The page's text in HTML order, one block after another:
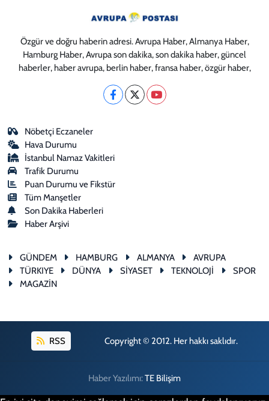
Özgür ve doğru haberin adresi. Avrupa Haber, Almanya Haber,
Hamburg Haber, Avrupa son dakika, son dakika haber, güncel
haberler, haber avrupa, berlin haber, fransa haber, özgür haber,
Nöbetçi Eczaneler
Hava Durumu
İstanbul Namaz Vakitleri
Trafik Durumu
Puan Durumu ve Fikstür
Tüm Manşetler
Son Dakika Haberleri
Haber Arşivi
GÜNDEM HAMBURG ALMANYA
AVRUPA
TÜRKIYE
DÜNYA SİYASET TEKNOLOJİ
SPOR
MAGAZİN
RSS Copyright © 2012. Her hakkı saklıdır.
Haber Yazılımı:TE Bilişim